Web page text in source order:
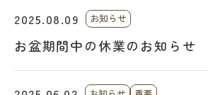
2025.08.09 お知らせ
お盆期間中の休業のお知らせ